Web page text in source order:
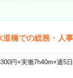
橋での総務・人
円×実働7h40m×週5